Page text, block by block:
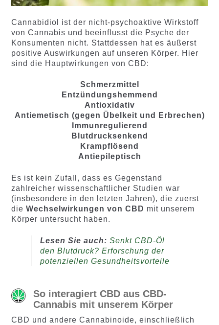
Cannabidiol ist der nicht-psychoaktive Wirkstoff
von Cannabis und beeinflusst die Psyche der
Konsumenten nicht. Stattdessen hat es äußerst
positive Auswirkungen auf unseren Körper. Hier
sind die Hauptwirkungen von CBD:
Schmerzmittel
Entzündungshemmend
Antioxidativ
Antiemetisch (gegen Übelkeit und Erbrechen)
Immunregulierend
Blutdrucksenkend
Krampflösend
Antiepileptisch
Es ist kein Zufall, dass es Gegenstand
zahlreicher wissenschaftlicher Studien war
(insbesondere in den letzten Jahren), die zuerst
die Wechselwirkungen von CBD mit unserem
Körper untersucht haben.
Lesen Sie auch: Senkt CBD-Öl
den Blutdruck? Erforschung der
potenziellen Gesundheitsvorteile
So interagiert CBD aus CBD-
Cannabis mit unserem Körper
CBD und andere Cannabinoide, einschließlich